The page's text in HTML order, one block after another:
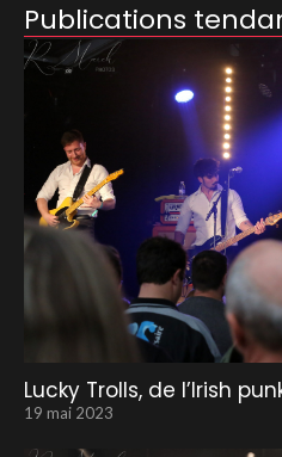
Publications
Lucky Trolls, de l’Irish
19 mai 2023